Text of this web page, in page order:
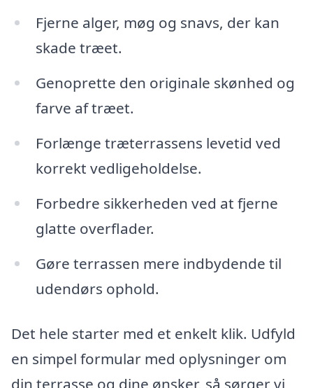
Fjerne alger, møg og snavs, der kan
skade træet.
Genoprette den originale skønhed og
farve af træet.
Forlænge træterrassens levetid ved
korrekt vedligeholdelse.
Forbedre sikkerheden ved at fjerne
glatte overflader.
Gøre terrassen mere indbydende til
udendørs ophold.
Det hele starter med et enkelt klik. Udfyld
en simpel formular med oplysninger om
din terrasse og dine ønsker, så sørger vi